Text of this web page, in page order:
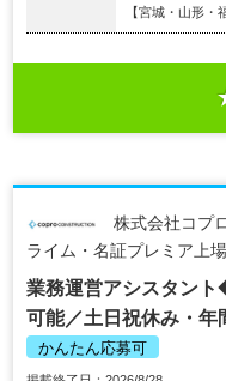
【宮城・山形・
株式会社コプ
ライム・名証プレミア上
業務運営アシスタン
可能／土日祝休み・
かんたん応募可